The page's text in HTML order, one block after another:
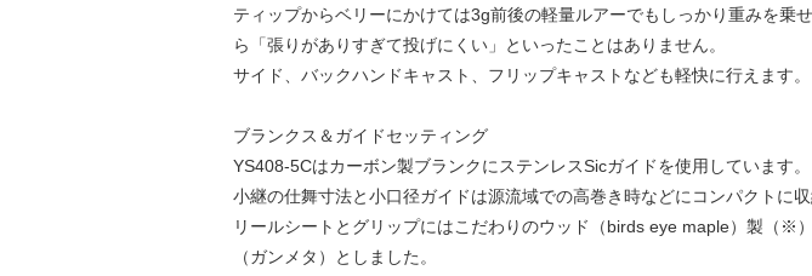
ティップからベリーにかけては3g前後の軽量ルアーでもしっかり重みを
ら「張りがありすぎて投げにくい」といったことはありません。
サイド、バックハンドキャスト、フリップキャストなども軽快に行えます。
ブランクス＆ガイドセッティング
YS408-5Cはカーボン製ブランクにステンレスSicガイドを使用しています。
小継の仕舞寸法と小口径ガイドは源流域での高巻き時などにコンパクトに収
リールシートとグリップにはこだわりのウッド（birds eye maple）製（※
（ガンメタ）としました。